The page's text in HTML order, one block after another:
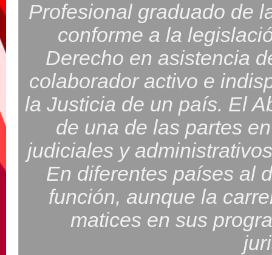
Profesional graduado de
conforme a la
Derecho en asistencia
colaborador activo e
la Justicia de un país. El
de una de las partes
judiciales y
En diferentes países al
función, aunque la
matices en sus